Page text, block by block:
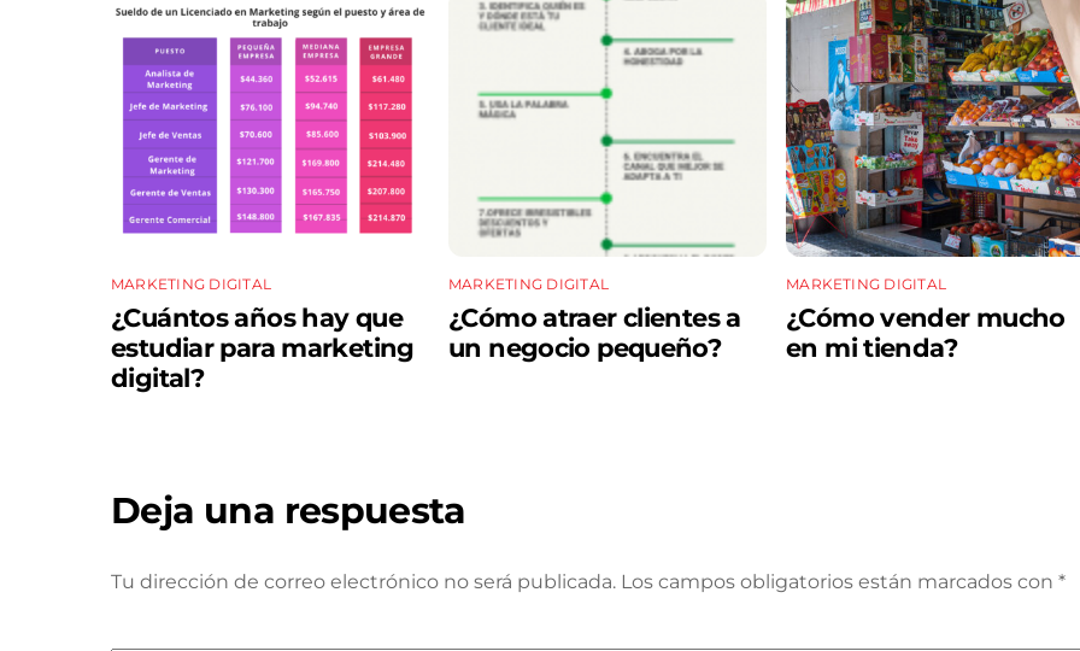
MARKETING DIGITAL
¿Cuántos años hay que
estudiar para marketing
digital?
MARKETING DIGITAL
¿Cómo atraer clientes a
un negocio pequeño?
MARKETING DIGITAL
¿Cómo vender mucho
en mi tienda?
Deja una respuesta
Tu dirección de correo electrónico no será publicada. Los campos obligatorios están marcados con *